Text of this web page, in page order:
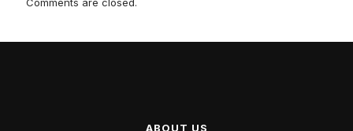
Comments are closed.
ABOUT US